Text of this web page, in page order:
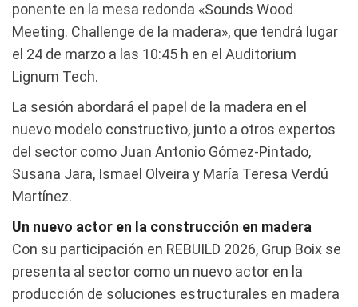
ponente en la mesa redonda «Sounds Wood
Meeting. Challenge de la madera», que tendrá lugar
el 24 de marzo a las 10:45 h en el Auditorium
Lignum Tech.
La sesión abordará el papel de la madera en el
nuevo modelo constructivo, junto a otros expertos
del sector como Juan Antonio Gómez-Pintado,
Susana Jara, Ismael Olveira y María Teresa Verdú
Martínez.
Un nuevo actor en la construcción en madera
Con su participación en REBUILD 2026, Grup Boix se
presenta al sector como un nuevo actor en la
producción de soluciones estructurales en madera